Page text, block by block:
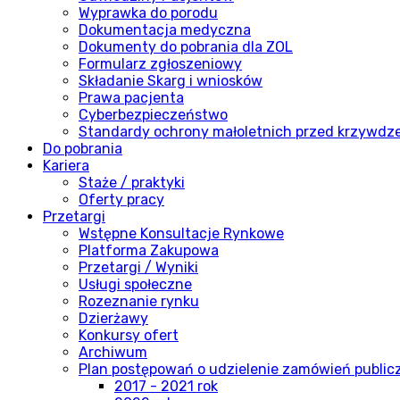
Wyprawka do porodu
Dokumentacja medyczna
Dokumenty do pobrania dla ZOL
Formularz zgłoszeniowy
Składanie Skarg i wniosków
Prawa pacjenta
Cyberbezpieczeństwo
Standardy ochrony małoletnich przed
Do pobrania
Kariera
Staże / praktyki
Oferty pracy
Przetargi
Wstępne Konsultacje Rynkowe
Platforma Zakupowa
Przetargi / Wyniki
Usługi społeczne
Rozeznanie rynku
Dzierżawy
Konkursy ofert
Archiwum
Plan postępowań o udzielenie zamówień
2017 - 2021 rok